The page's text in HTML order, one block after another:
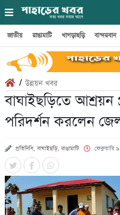
জাতীয় রাঙামাটি খাগড়াছড়ি বান্দরবান
/উন্নয়ন খবর
বাঘাইছড়িতে আশ্রয়ন
পরিদর্শন করলেন
প্রতিনিধি, বাঘাইছড়ি, রাঙামাটি ফেব্রুয়ারি